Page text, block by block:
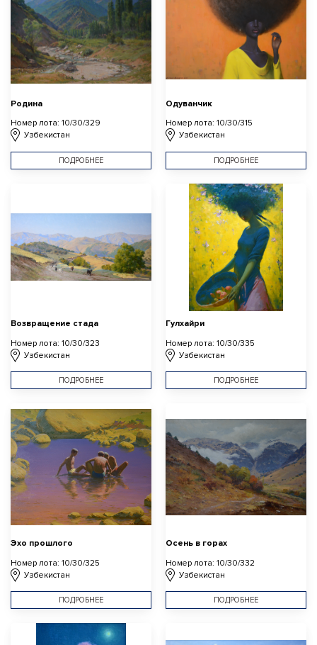
Родина
Номер лота: 10/30/329
Узбекистан
ПОДРОБНЕЕ
Одуванчик
Номер лота: 10/30/315
Узбекистан
ПОДРОБНЕЕ
Возвращение стада
Номер лота: 10/30/323
Узбекистан
ПОДРОБНЕЕ
Гулхайри
Номер лота: 10/30/335
Узбекистан
ПОДРОБНЕЕ
Эхо прошлого
Номер лота: 10/30/325
Узбекистан
ПОДРОБНЕЕ
Осень в горах
Номер лота: 10/30/332
Узбекистан
ПОДРОБНЕЕ